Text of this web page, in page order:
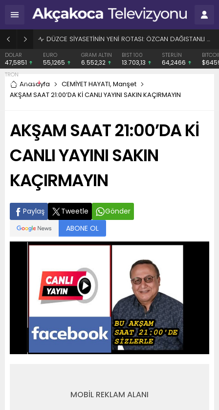
BAŞHEKİME “SONAY” DEMEK SUÇ DUYURUSU OLDU
EURO
55,1265
GRAM ALTIN
6.552,32
BIST 100
13.703,13
STERLİN
64,2466
BITCOIN
$64594
Anasayfa CEMİYET HAYATI, Manşet
AKŞAM SAAT 21:00’DA Kİ CANLI YAYINI SAKIN KAÇIRMAYIN
AKŞAM SAAT 21:00’DA Kİ
CANLI YAYINI SAKIN
KAÇIRMAYIN
Paylaş Tweetle
Gönder
ABONE OL
MOBİL REKLAM ALANI